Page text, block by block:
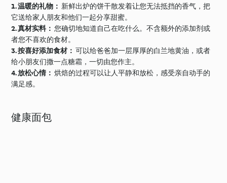
1. 温暖的礼物： 新鲜出炉的饼干散发着让您无法抵挡的香气，把
它送给家人朋友和他们一起分享甜蜜。
2. 真材实料： 您确切地知道自己在吃什么。不含额外的添加剂或
者您不喜欢的食材。
3. 按喜好添加食材： 可以给爸爸加一层厚厚的白兰地黄油，或者
给小朋友们撒一点糖霜，一切由您作主。
4. 放松心情： 烘焙的过程可以让人平静和放松，感受亲自动手的
满足感。
健康面包